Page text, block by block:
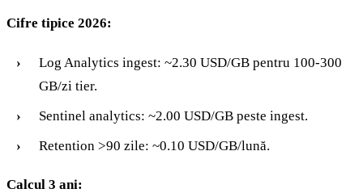
Cifre tipice 2026:
Log Analytics ingest: ~2.30 USD/GB pentru 100-300
GB/zi tier.
Sentinel analytics: ~2.00 USD/GB peste ingest.
Retention >90 zile: ~0.10 USD/GB/lună.
Calcul 3 ani: